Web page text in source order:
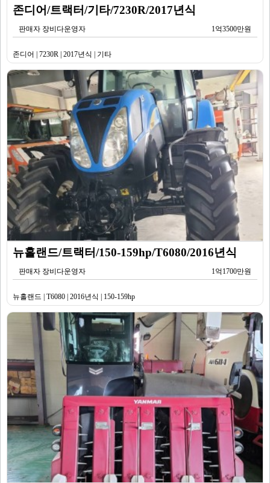
존디어/트랙터/기타/7230R/2017년식
판매자 장비다운영자 1억3500만원
존디어 | 7230R | 2017년식 | 기타
뉴홀랜드/트랙터/150-159hp/T6080/2016년식
판매자 장비다운영자 1억1700만원
뉴홀랜드 | T6080 | 2016년식 | 150-159hp